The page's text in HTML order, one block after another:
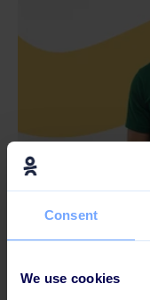
Consent
We use cookies
Pareto
vælge fra?